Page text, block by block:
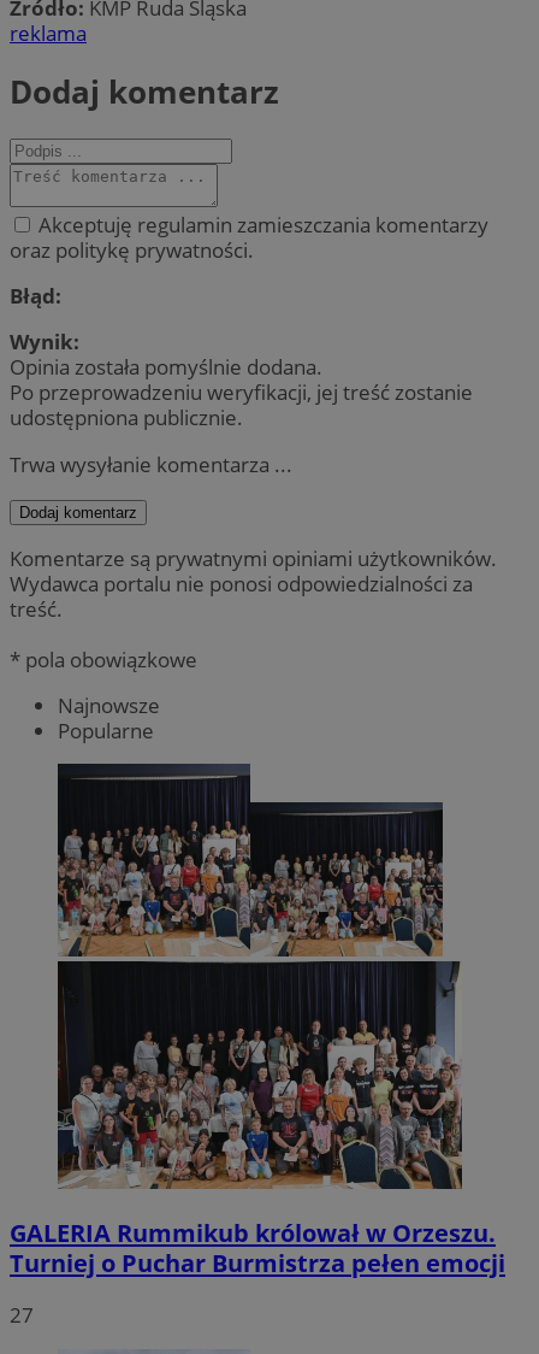
Źródło: KMP Ruda Śląska
reklama
Dodaj komentarz
Akceptuję regulamin zamieszczania komentarzy
oraz politykę prywatności.
Błąd:
Wynik:
Opinia została pomyślnie dodana.
Po przeprowadzeniu weryfikacji, jej treść zostanie
udostępniona publicznie.
Trwa wysyłanie komentarza ...
Dodaj komentarz
Komentarze są prywatnymi opiniami użytkowników.
Wydawca portalu nie ponosi odpowiedzialności za
treść.
* pola obowiązkowe
Najnowsze
Popularne
GALERIA Rummikub królował w Orzeszu.
Turniej o Puchar Burmistrza pełen emocji
27